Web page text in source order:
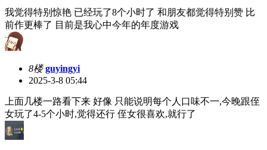
我觉得特别惊艳 已经玩了8个小时了 和朋友都觉得特别赞 比
前作更棒了 目前是我心中今年的年度游戏
8楼 guyingyi
2025-3-8 05:44
上面几楼一路看下来 好像 只能说明每个人口味不一,今晚跟侄
女玩了4-5个小时,觉得还行 侄女很喜欢,就行了